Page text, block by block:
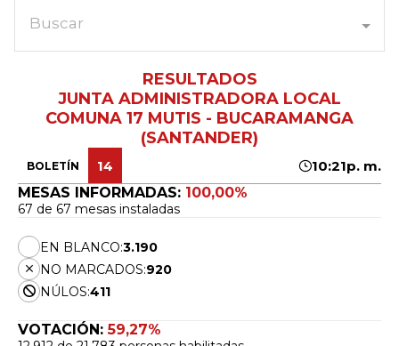
Buscar
RESULTADOS
JUNTA ADMINISTRADORA LOCAL
COMUNA 17 MUTIS - BUCARAMANGA
(SANTANDER)
BOLETÍN 14
10:21p. m.
MESAS INFORMADAS: 100,00%
67 de 67 mesas instaladas
EN BLANCO:3.190
NO MARCADOS:920
NÚLOS:411
VOTACIÓN:59,27%